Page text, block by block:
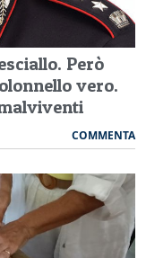
Però
vero.
COMMENTA